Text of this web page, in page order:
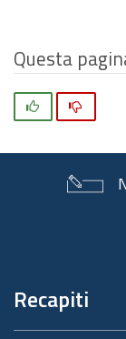
Questa
pagina
Recapiti